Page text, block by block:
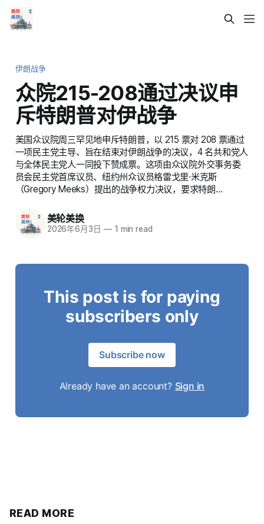
伊朗战争
众院215-208通过决议申
斥特朗普对伊战争
美国众议院周三罕见地申斥特朗普，以 215 票对 208 票通过
一项民主党主导、旨在结束对伊朗战争的决议，4 名共和党人
与全体民主党人一同投下赞成票。这项由众议院外交事务委
员会民主党首席议员、纽约州众议员格雷戈里·米克斯
（Gregory Meeks）提出的战争权力决议，要求特朗…
美轮美换
2026年6月3日 —1 min read
This post is for paying
subscribers only
Subscribe now
Already have an account? Sign in
READ MORE